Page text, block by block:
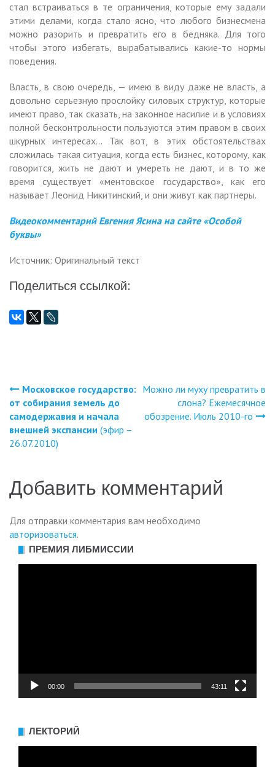
стал встраиваться в те ограничения, которые ему задали
этими делами, когда стало ясно, что любого бизнесмена
можно разорить и превратить его в бедняка. Для того
чтобы этого избегать, вырабатывались какие-то нормы
поведения.
Власть, в свою очередь, — имею в виду даже не власть, а
довольно серьезную прослойку силовых структур, которые
имеют право, так сказать, на законное насилие и в условиях
полной бесконтрольности пользуются этим правом в своих
шкурных интересах… Так вот, в этих обстоятельствах
сложилась такая ситуация, когда есть бизнес, которому, как
говорится, жить не дают и умереть не дают, и в то же
время существует «ментовское государство», как его
называет Леонид Никитинский, и они живут как партнеры.
Видеокомментарий Евгения Ясина на сайте «Особой
буквы»
Источник: Оригинальный текст
Поделиться ссылкой:
Навигация
по
записям
Московское государство:
от собирания земель до
самодержавия и начала
внешней экспансии (эфир –
26.07.2010)
Можно ли муху превратить в
слона? Ежемесячное
обозрение. Июль 2010-го
Добавить комментарий
Для отправки комментария вам необходимо
авторизоваться.
ПРЕМИЯ ЛИБМИССИИ
00:00 43:11
ЛЕКТОРИЙ